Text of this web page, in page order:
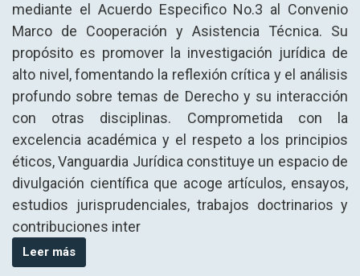
mediante el Acuerdo Especifico No.3 al Convenio
Marco de Cooperación y Asistencia Técnica. Su
propósito es promover la investigación jurídica de
alto nivel, fomentando la reflexión crítica y el análisis
profundo sobre temas de Derecho y su interacción
con otras disciplinas. Comprometida con la
excelencia académica y el respeto a los principios
éticos, Vanguardia Jurídica constituye un espacio de
divulgación científica que acoge artículos, ensayos,
estudios jurisprudenciales, trabajos doctrinarios y
contribuciones inter
Leer más